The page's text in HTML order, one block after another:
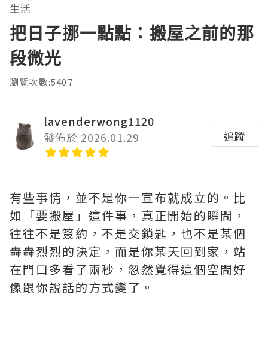
生活
把日子挪一點點：搬屋之前的那
段微光
瀏覽次數:5407
lavenderwong1120
發佈於 2026.01.29
追蹤
有些事情，並不是你一宣布就成立的。比
如「要搬屋」這件事，真正開始的瞬間，
往往不是簽約，不是交鎖匙，也不是某個
轟轟烈烈的決定，而是你某天回到家，站
在門口多看了兩秒，忽然覺得這個空間好
像跟你說話的方式變了。